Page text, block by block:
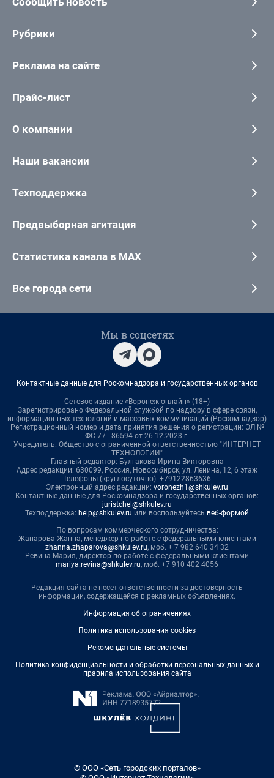
Рубрики
Реклама на сайте
Прайс-лист
О компании
Наши вакансии
Техподдержка
Предвыборная агитация
Статистика канала в MAX
Все города сети
Мы в соцсетях
Контактные данные для Роскомнадзора и государственных органов
Сетевое издание «Воронеж онлайн» (18+)
Зарегистрировано Федеральной службой по надзору в сфере связи,
информационных технологий и массовых коммуникаций (Роскомнадзор)
Регистрационный номер и дата принятия решения о регистрации: ЭЛ №
ФС 77 - 86594 от 26.12.2023 г.
Учредитель: Общество с ограниченной ответственностью "ИНТЕРНЕТ
ТЕХНОЛОГИИ"
Главный редактор: Булгакова Ирина Викторовна
Адрес редакции: 630099, Россия, Новосибирск, ул. Ленина, 12, 6 этаж
Телефоны (круглосуточно): +79122863636
Электронный адрес редакции: voronezh1@shkulev.ru
Контактные данные для Роскомнадзора и государственных органов:
juristchel@shkulev.ru
Техподдержка: help@shkulev.ru или воспользуйтесь веб-формой
По вопросам коммерческого сотрудничества:
Жапарова Жанна, менеджер по работе с федеральными клиентами
zhanna.zhaparova@shkulev.ru, моб. + 7 982 640 34 32
Ревина Мария, директор по работе с федеральными клиентами
mariya.revina@shkulev.ru, моб. +7 910 402 4056
Редакция сайта не несет ответственности за достоверность
информации, содержащейся в рекламных объявлениях.
Информация об ограничениях
Политика использования cookies
Рекомендательные системы
Политика конфиденциальности и обработки персональных данных и
правила использования сайта
© ООО «Сеть городских порталов»